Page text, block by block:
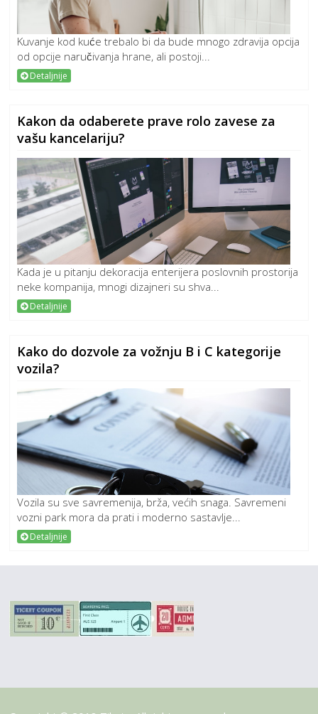
Kuvanje kod kuće trebalo bi da bude mnogo zdravija opcija
od opcije naručivanja hrane, ali postoji...
Detaljnije
Kakon da odaberete prave rolo zavese za
vašu kancelariju?
Kada je u pitanju dekoracija enterijera poslovnih prostorija
neke kompanija, mnogi dizajneri su shva...
Detaljnije
Kako do dozvole za vožnju B i C kategorije
vozila?
Vozila su sve savremenija, brža, većih snaga. Savremeni
vozni park mora da prati i moderno sastavlje...
Detaljnije